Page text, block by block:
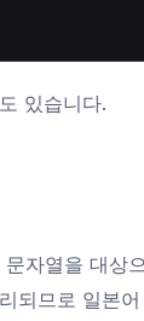
있습니다.
자열을 대
되므로 일본